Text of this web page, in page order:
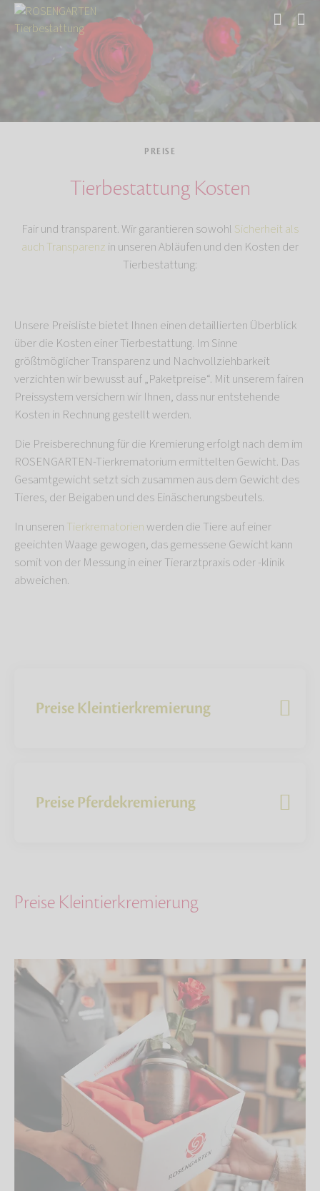
PREISE
Tierbestattung Kosten
Fair und transparent. Wir garantieren sowohl Sicherheit als
auch Transparenz in unseren Abläufen und den Kosten der
Tierbestattung:
Unsere Preisliste bietet Ihnen einen detaillierten Überblick
über die Kosten einer Tierbestattung. Im Sinne
größtmöglicher Transparenz und Nachvollziehbarkeit
verzichten wir bewusst auf „Paketpreise“. Mit unserem fairen
Preissystem versichern wir Ihnen, dass nur entstehende
Kosten in Rechnung gestellt werden.
Die Preisberechnung für die Kremierung erfolgt nach dem im
ROSENGARTEN-Tierkrematorium ermittelten Gewicht. Das
Gesamtgewicht setzt sich zusammen aus dem Gewicht des
Tieres, der Beigaben und des Einäscherungsbeutels.
In unseren Tierkrematorienwerden die Tiere auf einer
geeichten Waage gewogen, das gemessene Gewicht kann
somit von der Messung in einer Tierarztpraxis oder -klinik
abweichen.
Preise Kleintierkremierung
Preise Pferdekremierung
Preise Kleintierkremierung